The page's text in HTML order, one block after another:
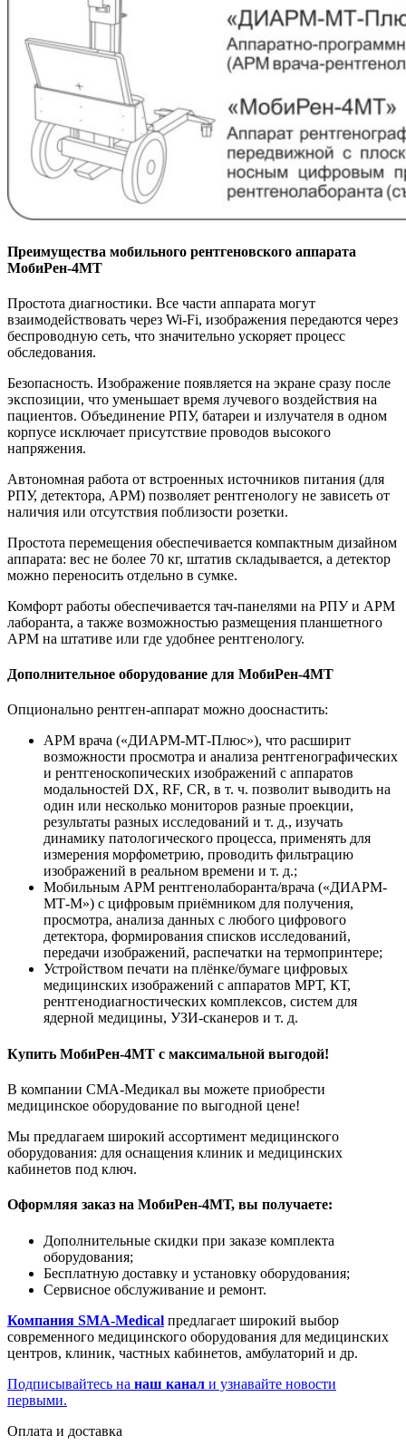
Преимущества мобильного рентгеновского аппарата
МобиРен-4МТ
Простота диагностики. Все части аппарата могут
взаимодействовать через Wi-Fi, изображения передаются через
беспроводную сеть, что значительно ускоряет процесс
обследования.
Безопасность. Изображение появляется на экране сразу после
экспозиции, что уменьшает время лучевого воздействия на
пациентов. Объединение РПУ, батареи и излучателя в одном
корпусе исключает присутствие проводов высокого
напряжения.
Автономная работа от встроенных источников питания (для
РПУ, детектора, АРМ) позволяет рентгенологу не зависеть от
наличия или отсутствия поблизости розетки.
Простота перемещения обеспечивается компактным дизайном
аппарата: вес не более 70 кг, штатив складывается, а детектор
можно переносить отдельно в сумке.
Комфорт работы обеспечивается тач-панелями на РПУ и АРМ
лаборанта, а также возможностью размещения планшетного
АРМ на штативе или где удобнее рентгенологу.
Дополнительное оборудование для МобиРен-4МТ
Опционально рентген-аппарат можно дооснастить:
АРМ врача («ДИАРМ-МТ-Плюс»), что расширит
возможности просмотра и анализа рентгенографических
и рентгеноскопических изображений с аппаратов
модальностей DX, RF, CR, в т. ч. позволит выводить на
один или несколько мониторов разные проекции,
результаты разных исследований и т. д., изучать
динамику патологического процесса, применять для
измерения морфометрию, проводить фильтрацию
изображений в реальном времени и т. д.;
Мобильным АРМ рентгенолаборанта/врача («ДИАРМ-
МТ-М») с цифровым приёмником для получения,
просмотра, анализа данных с любого цифрового
детектора, формирования списков исследований,
передачи изображений, распечатки на термопринтере;
Устройством печати на плёнке/бумаге цифровых
медицинских изображений с аппаратов МРТ, КТ,
рентгенодиагностических комплексов, систем для
ядерной медицины, УЗИ-сканеров и т. д.
Купить МобиРен-4МТ с максимальной выгодой!
В компании СМА-Медикал вы можете приобрести
медицинское оборудование по выгодной цене!
Мы предлагаем широкий ассортимент медицинского
оборудования: для оснащения клиник и медицинских
кабинетов под ключ.
Оформляя заказ на МобиРен-4МТ, вы получаете:
Дополнительные скидки при заказе комплекта
оборудования;
Бесплатную доставку и установку оборудования;
Сервисное обслуживание и ремонт.
Компания SMA-Medical предлагает широкий выбор
современного медицинского оборудования для медицинских
центров, клиник, частных кабинетов, амбулаторий и др.
Подписывайтесь на наш канал и узнавайте новости
первыми.
Оплата и доставка